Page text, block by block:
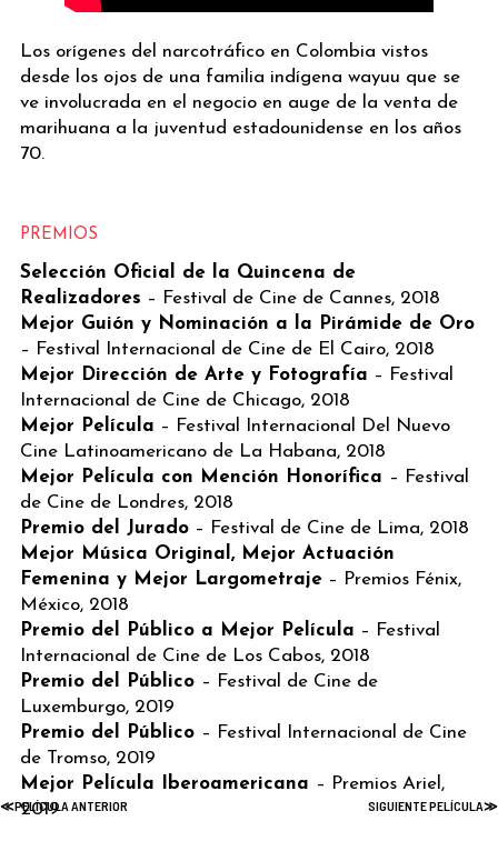
Los orígenes del narcotráfico en Colombia vistos
desde los ojos de una familia indígena wayuu que se
ve involucrada en el negocio en auge de la venta de
marihuana a la juventud estadounidense en los años
70.
PREMIOS
Selección Oficial de la Quincena de
Realizadores – Festival de Cine de Cannes, 2018
Mejor Guión y Nominación a la Pirámide de Oro
– Festival Internacional de Cine de El Cairo, 2018
Mejor Dirección de Arte y Fotografía – Festival
Internacional de Cine de Chicago, 2018
Mejor Película – Festival Internacional Del Nuevo
Cine Latinoamericano de La Habana, 2018
Mejor Película con Mención Honorífica – Festival
de Cine de Londres, 2018
Premio del Jurado– Festival de Cine de Lima, 2018
Mejor Música Original, Mejor Actuación
Femenina y Mejor Largometraje– Premios Fénix,
México, 2018
Premio del Público a Mejor Película – Festival
Internacional de Cine de Los Cabos, 2018
Premio del Público – Festival de Cine de
Luxemburgo, 2019
Premio del Público – Festival Internacional de Cine
de Tromso, 2019
Mejor Película Iberoamericana – Premios Ariel,
2019